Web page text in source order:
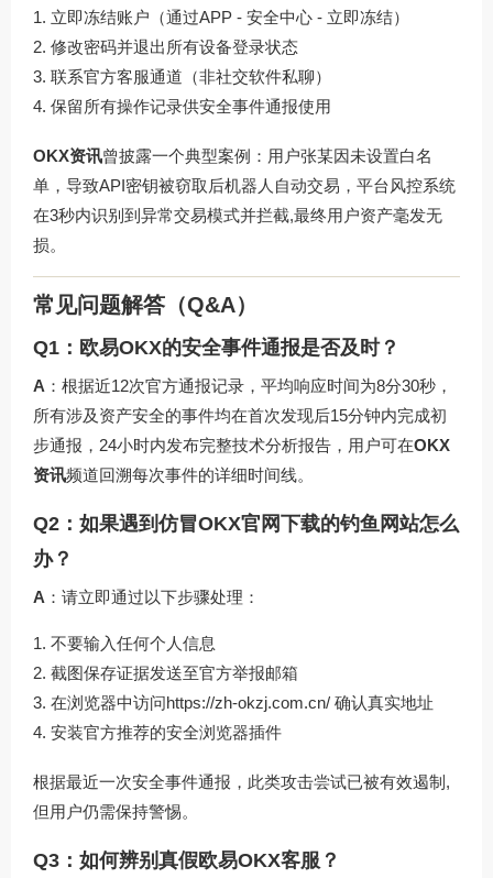
立即冻结账户（通过APP - 安全中心 - 立即冻结）
修改密码并退出所有设备登录状态
联系官方客服通道（非社交软件私聊）
保留所有操作记录供安全事件通报使用
OKX资讯曾披露一个典型案例：用户张某因未设置白名
单，导致API密钥被窃取后机器人自动交易，平台风控系统
在3秒内识别到异常交易模式并拦截,最终用户资产毫发无
损。
常见问题解答（Q&A）
Q1：欧易OKX的安全事件通报是否及时？
A ：根据近12次官方通报记录，平均响应时间为8分30秒，
所有涉及资产安全的事件均在首次发现后15分钟内完成初
步通报，24小时内发布完整技术分析报告，用户可在OKX
资讯频道回溯每次事件的详细时间线。
Q2：如果遇到仿冒OKX官网下载的钓鱼网站怎么
办？
A ：请立即通过以下步骤处理：
不要输入任何个人信息
截图保存证据发送至官方举报邮箱
在浏览器中访问https://zh-okzj.com.cn/ 确认真实地址
安装官方推荐的安全浏览器插件
根据最近一次安全事件通报，此类攻击尝试已被有效遏制,
但用户仍需保持警惕。
Q3：如何辨别真假欧易OKX客服？